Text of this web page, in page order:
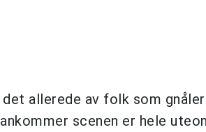
allerede av folk som
scenen er hele